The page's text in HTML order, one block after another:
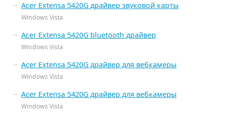
Acer Extensa 5420G драйвер звуковой карты
Windows Vista
Acer Extensa 5420G bluetooth драйвер
Windows Vista
Acer Extensa 5420G драйвер для вебкамеры
Windows Vista
Acer Extensa 5420G драйвер для вебкамеры
Windows Vista